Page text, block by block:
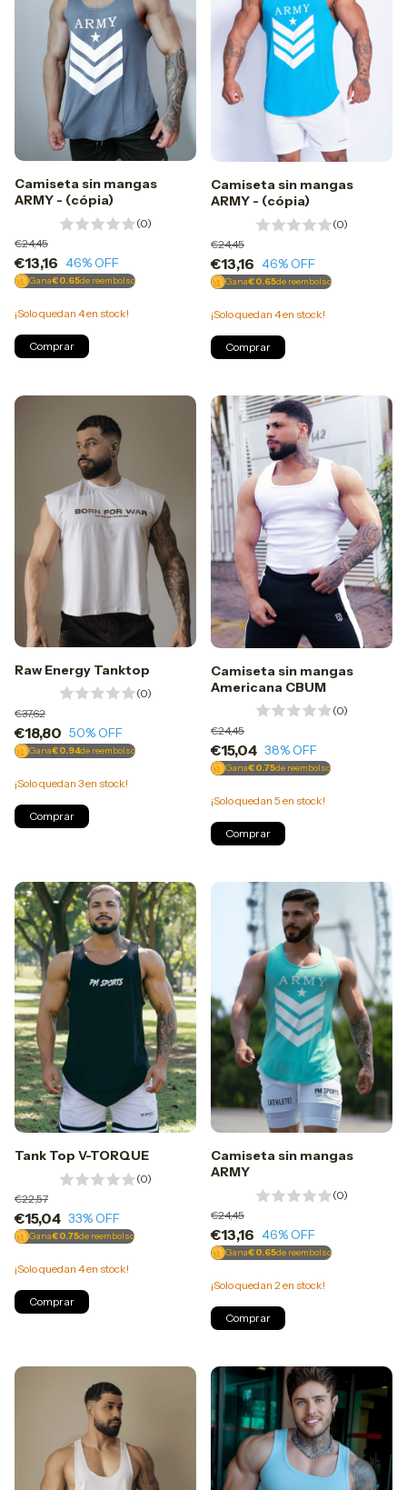
Camiseta sin mangas
ARMY - (cópia)
(0)
€13,16
€24,45
46% OFF
Gana€0.65de reembolso
¡Solo quedan 4en stock!
Comprar
Camiseta sin mangas
ARMY - (cópia)
(0)
€13,16
€24,45
46% OFF
Gana€0.65de reembolso
¡Solo quedan 4en stock!
Comprar
Raw Energy Tanktop
(0)
€18,80
€37,62
50% OFF
Gana€0.94de reembolso
¡Solo quedan 3en stock!
Comprar
Camiseta sin mangas
Americana CBUM
(0)
€15,04
€24,45
38% OFF
Gana€0.75de reembolso
¡Solo quedan 5 en stock!
Comprar
Tank Top V-TORQUE
(0)
€15,04
€22,57
33% OFF
Gana€0.75de reembolso
¡Solo quedan 4en stock!
Comprar
Camiseta sin mangas
ARMY
(0)
€13,16
€24,45
46% OFF
Gana€0.65de reembolso
¡Solo quedan 2en stock!
Comprar